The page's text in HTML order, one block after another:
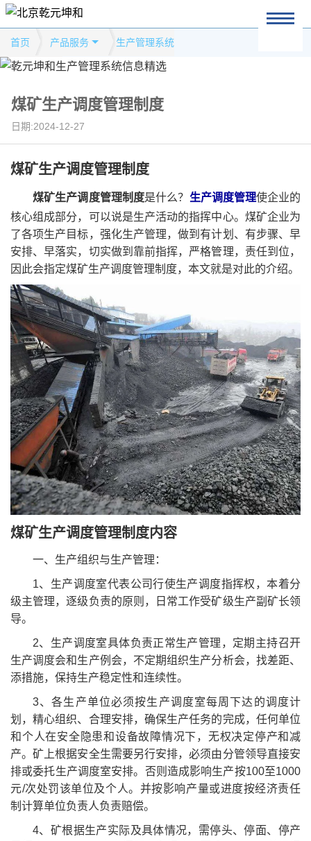
首页 产品服务 生产管理系统
煤矿生产调度管理制度
日期:2024-12-27
煤矿生产调度管理制度
煤矿生产调度管理制度是什么？ 生产调度管理使企业的
核心组成部分，可以说是生产活动的指挥中心。煤矿企业为
了各项生产目标，强化生产管理，做到有计划、有步骤、早
安排、早落实，切实做到靠前指挥，严格管理，责任到位，
因此会指定煤矿生产调度管理制度，本文就是对此的介绍。
煤矿生产调度管理制度内容
一、生产组织与生产管理：
1、生产调度室代表公司行使生产调度指挥权，本着分
级主管理，逐级负责的原则，日常工作受矿级生产副矿长领
导。
2、生产调度室具体负责正常生产管理，定期主持召开
生产调度会和生产例会，不定期组织生产分析会，找差距、
添措施，保持生产稳定性和连续性。
3、各生产单位必须按生产调度室每周下达的调度计
划，精心组织、合理安排，确保生产任务的完成，任何单位
和个人在安全隐患和设备故障情况下，无权决定停产和减
产。矿上根据安全生需要另行安排，必须由分管领导直接安
排或委托生产调度室安排。否则造成影响生产按100至1000
元/次处罚该单位及个人。并按影响产量或进度按经济责任
制计算单位负责人负责赔偿。
4、矿根据生产实际及具体情况，需停头、停面、停产